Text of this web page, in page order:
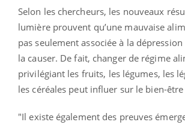
Selon les chercheurs, les nouveaux
lumière prouvent qu’une mauvaise
pas seulement associée à la
la causer. De fait, changer de régime
privilégiant les fruits, les légumes, les
les céréales peut influer sur le bien-
"Il existe également des preuves